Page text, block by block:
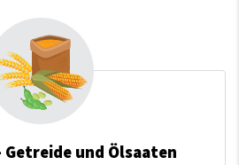
und Ölsaaten